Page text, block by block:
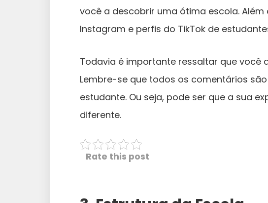
você a descobrir uma ótima escola.
Instagram e perfis do TikTok de
Todavia é importante ressaltar que você
Lembre-se que todos os comentários
estudante. Ou seja, pode ser que a sua
diferente.
Rate this post